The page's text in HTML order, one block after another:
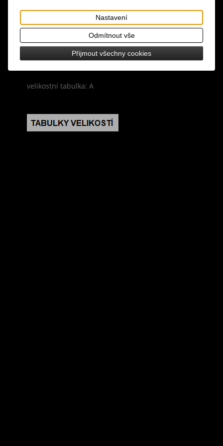
design: černá barva, dvě našité boční kapsy se
zapínáním na knoflík, elastické manžety na
koncích nohavic, součástí kalhot je odepínatelný
řetěz
velikostní tabulka: A
Nastavení
Odmítnout vše
Přijmout všechny cookies